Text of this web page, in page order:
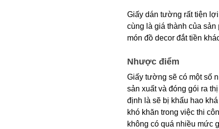
Giấy dán tường rất tiện
cùng là giá thành của
món đồ decor đắt tiền
Nhược điểm
Giấy tường sẽ có một số
sản xuất và đóng gói ra
định là sẽ bị khấu hao
khó khăn trong việc thi
không có quá nhiều mức